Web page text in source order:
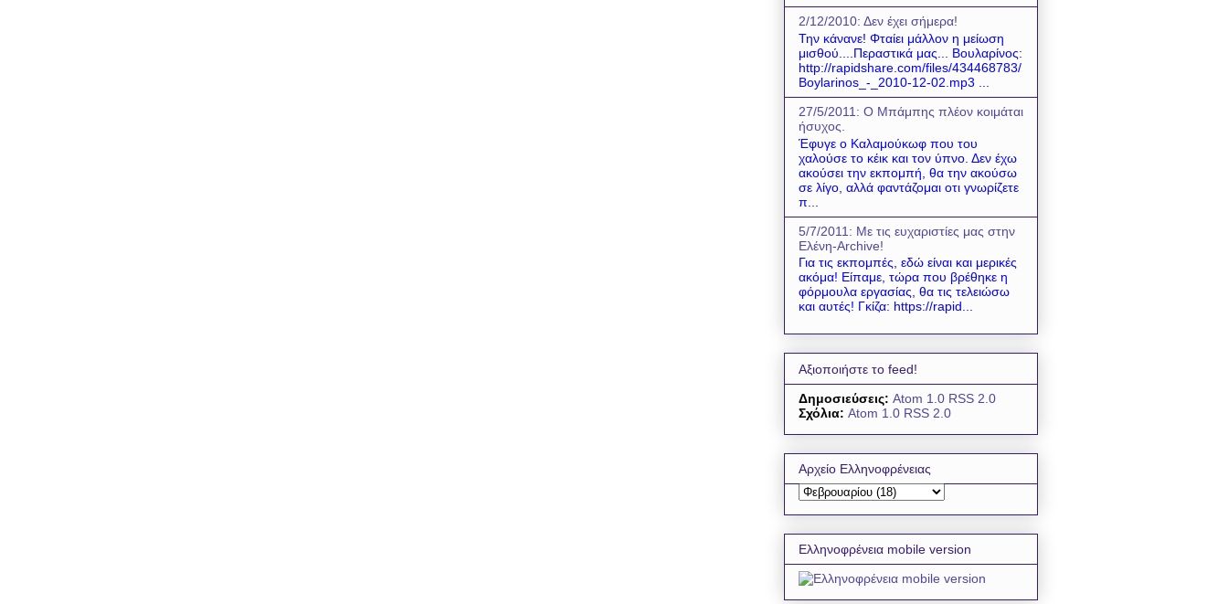
2/12/2010: Δεν έχει σήμερα!
Την κάνανε! Φταίει μάλλον η μείωση
μισθού....Περαστικά μας... Βουλαρίνος:
http://rapidshare.com/files/434468783/
Boylarinos_-_2010-12-02.mp3 ...
27/5/2011: O Mπάμπης πλέον κοιμάται
ήσυχος.
Έφυγε ο Καλαμούκωφ που του
χαλούσε το κέικ και τον ύπνο. Δεν έχω
ακούσει την εκπομπή, θα την ακούσω
σε λίγο, αλλά φαντάζομαι οτι γνωρίζετε
π...
5/7/2011: Mε τις ευχαριστίες μας στην
Ελένη-Archive!
Για τις εκπομπές, εδώ είναι και μερικές
ακόμα! Είπαμε, τώρα που βρέθηκε η
φόρμουλα εργασίας, θα τις τελειώσω
και αυτές! Γκίζα: https://rapid...
Αξιοποιήστε το feed!
Δημοσιεύσεις: Atom 1.0 RSS 2.0
Σχόλια: Atom 1.0 RSS 2.0
Αρχείο Ελληνοφρένειας
Ελληνοφρένεια mobile version